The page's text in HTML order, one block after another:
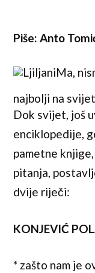
Piše: Anto
Ma,
najbolji na
Dok svijet, još
enciklopedije,
pametne
pitanja,
dvije riječi:
KONJEVIĆ
* zašto nam je